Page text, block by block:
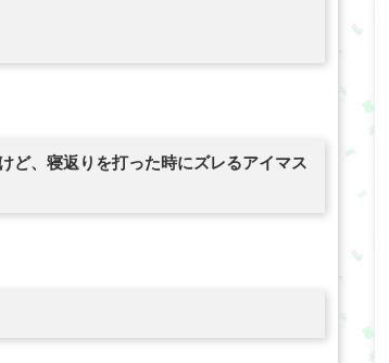
ど、寝返りを打った時にズレるアイマス